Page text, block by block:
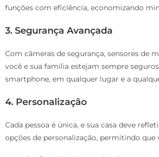
funções com eficiência, economizando
3. Segurança Avançada
Com câmeras de segurança, sensores de
você e sua família estejam sempre
smartphone, em qualquer lugar e a
4. Personalização
Cada pessoa é única, e sua casa deve
opções de personalização, permitindo